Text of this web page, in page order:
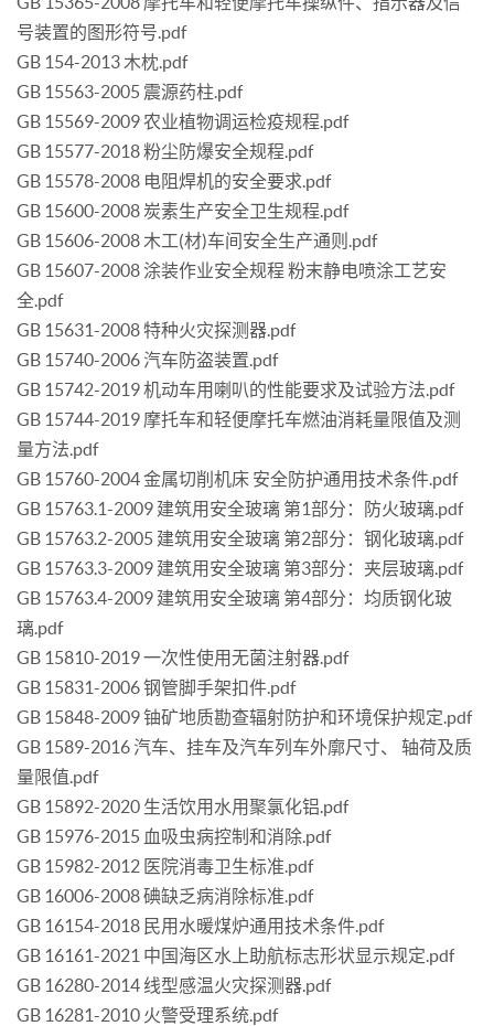
号装置的图形符号.pdf
GB 154-2013 木枕.pdf
GB 15563-2005 震源药柱.pdf
GB 15569-2009 农业植物调运检疫规程.pdf
GB 15577-2018 粉尘防爆安全规程.pdf
GB 15578-2008 电阻焊机的安全要求.pdf
GB 15600-2008 炭素生产安全卫生规程.pdf
GB 15606-2008 木工(材)车间安全生产通则.pdf
GB 15607-2008 涂装作业安全规程 粉末静电喷涂工艺安
全.pdf
GB 15631-2008 特种火灾探测器.pdf
GB 15740-2006 汽车防盗装置.pdf
GB 15742-2019 机动车用喇叭的性能要求及试验方法.pdf
GB 15744-2019 摩托车和轻便摩托车燃油消耗量限值及测
量方法.pdf
GB 15760-2004 金属切削机床 安全防护通用技术条件.pdf
GB 15763.1-2009 建筑用安全玻璃 第1部分：防火玻璃.pdf
GB 15763.2-2005 建筑用安全玻璃 第2部分：钢化玻璃.pdf
GB 15763.3-2009 建筑用安全玻璃 第3部分：夹层玻璃.pdf
GB 15763.4-2009 建筑用安全玻璃 第4部分：均质钢化玻
璃.pdf
GB 15810-2019 一次性使用无菌注射器.pdf
GB 15831-2006 钢管脚手架扣件.pdf
GB 15848-2009 铀矿地质勘查辐射防护和环境保护规定.pdf
GB 1589-2016 汽车、挂车及汽车列车外廓尺寸、 轴荷及质
量限值.pdf
GB 15892-2020 生活饮用水用聚氯化铝.pdf
GB 15976-2015 血吸虫病控制和消除.pdf
GB 15982-2012 医院消毒卫生标准.pdf
GB 16006-2008 碘缺乏病消除标准.pdf
GB 16154-2018 民用水暖煤炉通用技术条件.pdf
GB 16161-2021 中国海区水上助航标志形状显示规定.pdf
GB 16280-2014 线型感温火灾探测器.pdf
GB 16281-2010 火警受理系统.pdf